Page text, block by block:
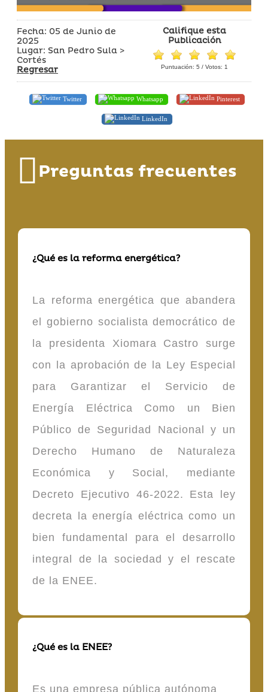
Fecha: 05 de Junio de
2025
Lugar: San Pedro Sula >
Cortés
Regresar
Califique esta
Publicación
Puntuación: 5 / Votos: 1
Twitter Whatsapp Pinterest
LinkedIn
Preguntas frecuentes
¿Qué es la reforma energética?
La reforma energética que abandera
el gobierno socialista democrático de
la presidenta Xiomara Castro surge
con la aprobación de la Ley Especial
para Garantizar el Servicio de
Energía Eléctrica Como un Bien
Público de Seguridad Nacional y un
Derecho Humano de Naturaleza
Económica y Social, mediante
Decreto Ejecutivo 46-2022. Esta ley
decreta la energía eléctrica como un
bien fundamental para el desarrollo
integral de la sociedad y el rescate
de la ENEE.
¿Qué es la ENEE?
Es una empresa pública autónoma